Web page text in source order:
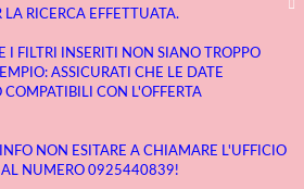
LA RICERCA EFFETTUATA.
I FILTRI INSERITI NON SIANO TROPPO
ASSICURATI CHE LE DATE
COMPATIBILI CON L'OFFERTA
NON ESITARE A CHIAMARE L'UFFICIO
AL NUMERO 0925440839!